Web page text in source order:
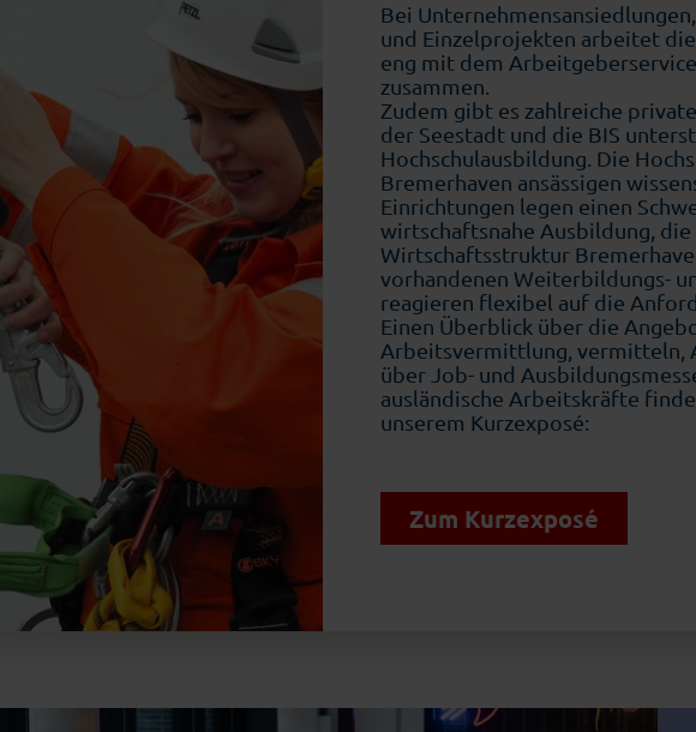
Bei
und Einzelprojekten arbeitet
eng mit dem
zusammen.
Zudem gibt es zahlreiche
der Seestadt und die BIS
Hochschulausbildung. Die
Bremerhaven ansässigen
Einrichtungen legen einen
wirtschaftsnahe Ausbildung,
Wirtschaftsstruktur
vorhandenen Weiterbildungs-
reagieren flexibel auf die
Einen Überblick über die
Arbeitsvermittlung, vermitteln,
über Job- und
ausländische Arbeitskräfte
unserem Kurzexposé:
Zum Kurzexposé